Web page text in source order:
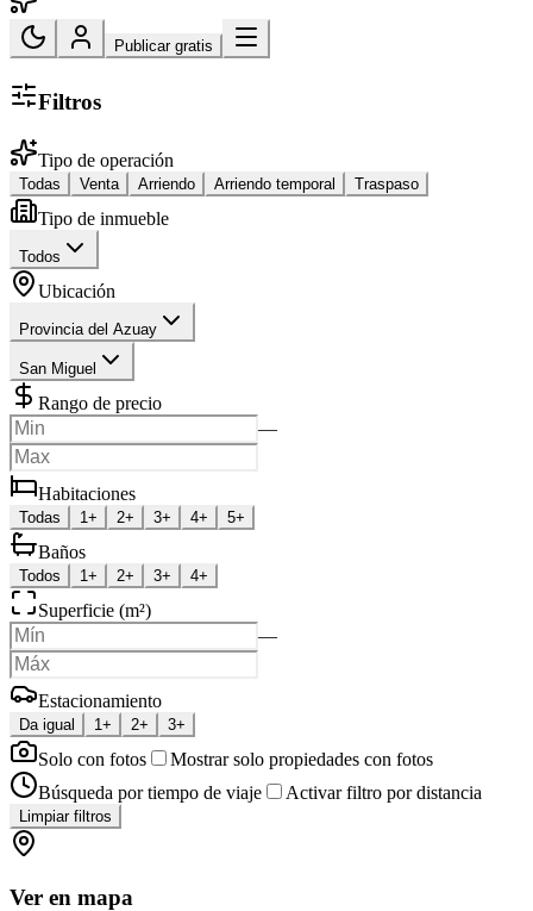
Publicar gratis
Filtros
Tipo de operación
Todas Venta Arriendo Arriendo temporal Traspaso
Tipo de inmueble
Todos
Ubicación
Provincia del Azuay
San Miguel
Rango de precio
—
Habitaciones
Todas 1+ 2+ 3+ 4+ 5+
Baños
Todos 1+ 2+ 3+ 4+
Superficie (m²)
—
Estacionamiento
Da igual 1+ 2+ 3+
Solo con fotos
Mostrar solo propiedades con fotos
Búsqueda por tiempo de viaje
Activar filtro por distancia
Limpiar filtros
Ver en mapa